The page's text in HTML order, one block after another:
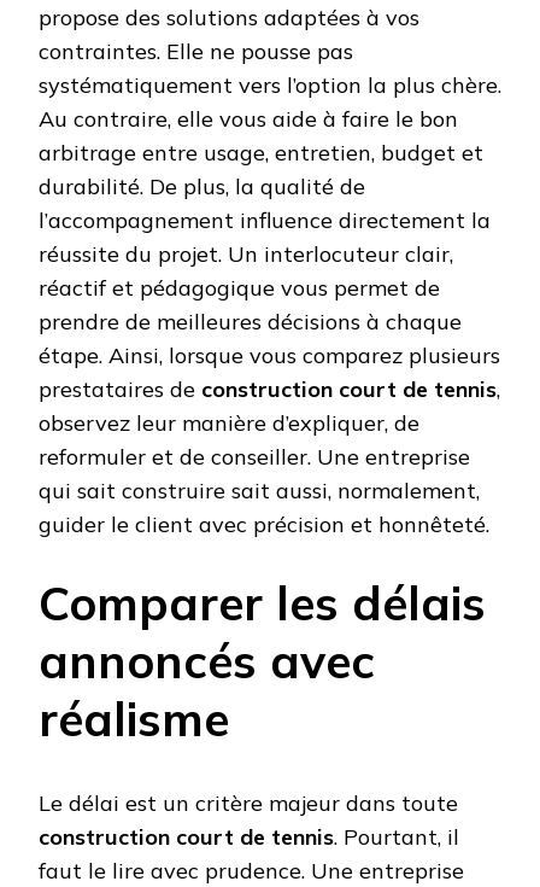
propose des solutions adaptées à vos
contraintes. Elle ne pousse pas
systématiquement vers l’option la plus chère.
Au contraire, elle vous aide à faire le bon
arbitrage entre usage, entretien, budget et
durabilité. De plus, la qualité de
l’accompagnement influence directement la
réussite du projet. Un interlocuteur clair,
réactif et pédagogique vous permet de
prendre de meilleures décisions à chaque
étape. Ainsi, lorsque vous comparez plusieurs
prestataires de construction court de tennis,
observez leur manière d’expliquer, de
reformuler et de conseiller. Une entreprise
qui sait construire sait aussi, normalement,
guider le client avec précision et honnêteté.
Comparer les délais
annoncés avec
réalisme
Le délai est un critère majeur dans toute
construction court de tennis. Pourtant, il
faut le lire avec prudence. Une entreprise